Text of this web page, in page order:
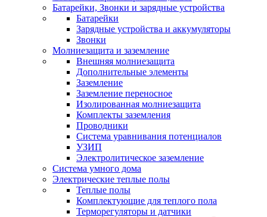
Батарейки, Звонки и зарядные устройства
Батарейки
Зарядные устройства и аккумуляторы
Звонки
Молниезащита и заземление
Внешняя молниезащита
Дополнительные элементы
Заземление
Заземление переносное
Изолированная молниезащита
Комплекты заземления
Проводники
Система уравнивания потенциалов
УЗИП
Электролитическое заземление
Система умного дома
Электрические теплые полы
Теплые полы
Комплектующие для теплого пола
Терморегуляторы и датчики